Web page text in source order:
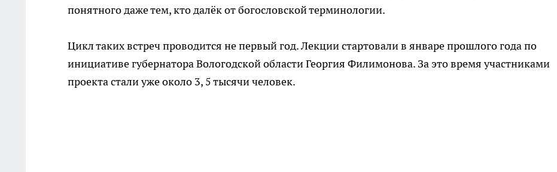
понятного даже тем, кто далёк от богословской терминологии.
Цикл таких встреч проводится не первый год. Лекции стартовали в январе прошлого года по
инициативе губернатора Вологодской области Георгия Филимонова. За это время участниками
проекта стали уже около 3, 5 тысячи человек.